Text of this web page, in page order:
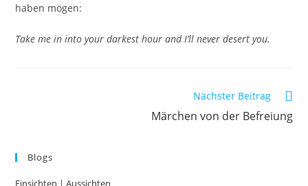
haben mögen:
Take me in into your darkest hour and I’ll never desert you.
Nächster Beitrag
Märchen von der Befreiung
Blogs
Einsichten | Aussichten